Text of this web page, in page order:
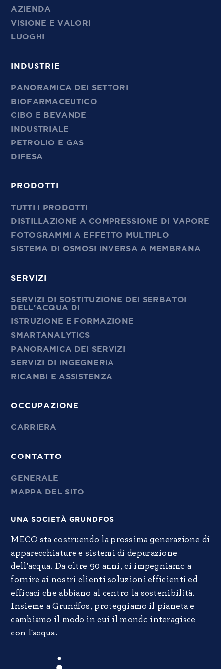
AZIENDA
VISIONE E VALORI
LUOGHI
INDUSTRIE
PANORAMICA DEI SETTORI
BIOFARMACEUTICO
CIBO E BEVANDE
INDUSTRIALE
PETROLIO E GAS
DIFESA
PRODOTTI
TUTTI I PRODOTTI
DISTILLAZIONE A COMPRESSIONE DI VAPORE
FOTOGRAMMI A EFFETTO MULTIPLO
SISTEMA DI OSMOSI INVERSA A MEMBRANA
SERVIZI
SERVIZI DI SOSTITUZIONE DEI SERBATOI
DELL'ACQUA DI
ISTRUZIONE E FORMAZIONE
SMARTANALYTICS
PANORAMICA DEI SERVIZI
SERVIZI DI INGEGNERIA
RICAMBI E ASSISTENZA
OCCUPAZIONE
CARRIERA
CONTATTO
GENERALE
MAPPA DEL SITO
UNA SOCIETÀ GRUNDFOS
MECO sta costruendo la prossima generazione di
apparecchiature e sistemi di depurazione
dell'acqua. Da oltre 90 anni, ci impegniamo a
fornire ai nostri clienti soluzioni efficienti ed
efficaci che abbiano al centro la sostenibilità.
Insieme a Grundfos, proteggiamo il pianeta e
cambiamo il modo in cui il mondo interagisce
con l'acqua.